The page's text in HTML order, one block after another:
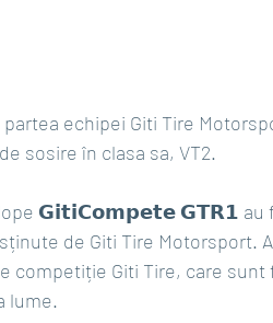
echipei Giti Tire
sosire în clasa sa, VT2.
𝗚𝗶𝘁𝗶𝗖𝗼𝗺𝗽𝗲𝘁𝗲 𝗚𝗧𝗥𝟭 au
de Giti Tire Motorsport.
competiție Giti Tire, care
lume.